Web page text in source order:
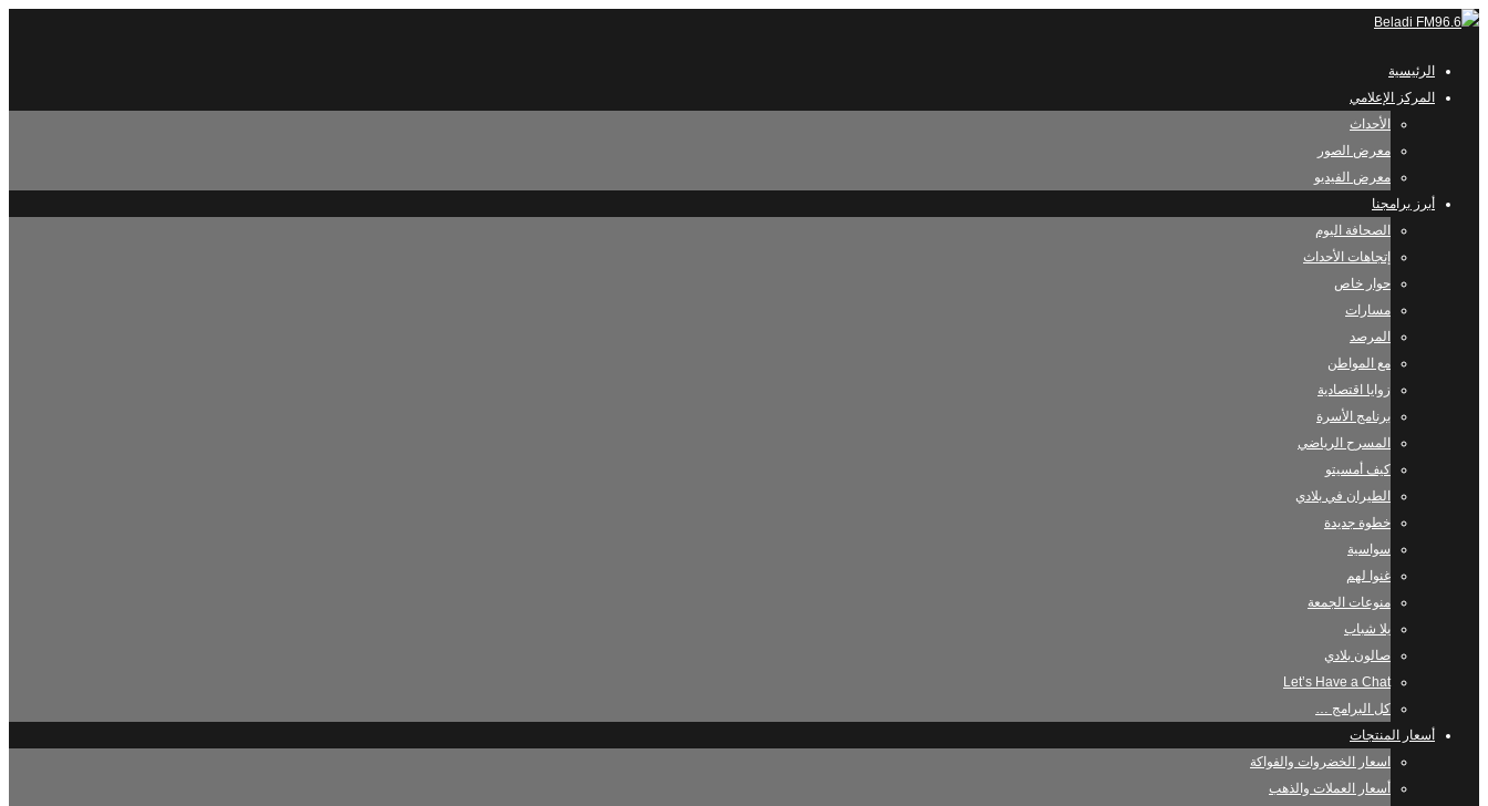
الرئيسية
المركز الإعلامي
الأحداث
معرض الصور
معرض الفيديو
أبرز برامجنا
الصحافة اليوم
إتجاهات الأحداث
حوار خاص
مسارات
المرصد
مع المواطن
زوايا اقتصادية
برنامج الأسرة
المسرح الرياضي
كيف أمسيتو
الطيران في بلادي
خطوة جديدة
سواسية
غنوا لهم
منوعات الجمعة
يلا شباب
صالون بلادي
Let’s Have a Chat
كل البرامج …
أسعار المنتجات
اسعار الخضروات والفواكة
أسعار العملات والذهب